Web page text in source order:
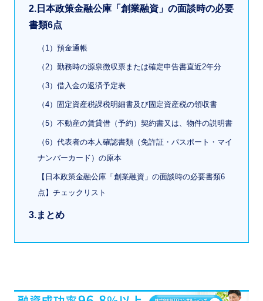
2.日本政策金融公庫「創業融資」の面談時の必要
書類6点
（1）預金通帳
（2）勤務時の源泉徴収票または確定申告書直近2年分
（3）借入金の返済予定表
（4）固定資産税課税明細書及び固定資産税の領収書
（5）不動産の賃貸借（予約）契約書又は、物件の説明書
（6）代表者の本人確認書類（免許証・パスポート・マイ
ナンバーカード）の原本
【日本政策金融公庫「創業融資」の面談時の必要書類6
点】チェックリスト
3.まとめ